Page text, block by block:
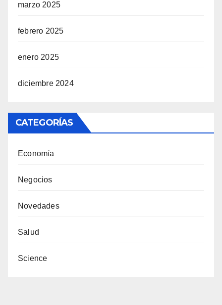
marzo 2025
febrero 2025
enero 2025
diciembre 2024
CATEGORÍAS
Economía
Negocios
Novedades
Salud
Science